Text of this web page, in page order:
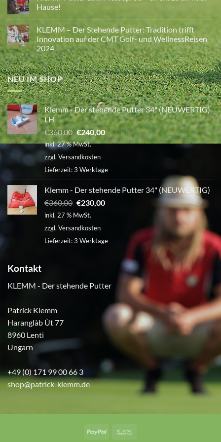
Mentale
Stärke
im
Golf
–
Wie
Atmung,
Glaubensgrenzen
und
Haltung
dein
Spiel
verändern
Hause!
zu
Klemm-
Putter
zum
Messepreis
–
direkt
zu
dir
nach
Hause!
KLEMM – Der Stehende Putter: Tradition trifft
Innovation auf der CMT Golf- und WellnessReisen
2024
Keine
Kommentare
zu
KLEMM
–
Der
Stehende
Putter:
Tradition
trifft
Innovation
auf
der
CMT
Golf-
WellnessReisen
2024
NEU IM SHOP
Klemm - Der stehende Putter 34" (NEUWERTIG)
LH
€360,00 Ursprünglicher
Preis
€360,00
€240,00Aktueller
Preis
inkl. 27 % MwSt.
zzgl. Versandkosten
Lieferzeit:3 Werktage
Klemm - Der stehende Putter 34" (NEUWERTIG)
€360,00 Ursprünglicher
Preis
€360,00
€230,00Aktueller
€230,00.
inkl. 27 % MwSt.
zzgl. Versandkosten
Lieferzeit:3 Werktage
Kontakt
KLEMM - Der stehende Putter
Patrick Klemm
Haranglàb Ùt 77
8960 Lenti
Ungarn
+49 (0) 171 99 00 66 3
shop@patrick-klemm.de
PayPal